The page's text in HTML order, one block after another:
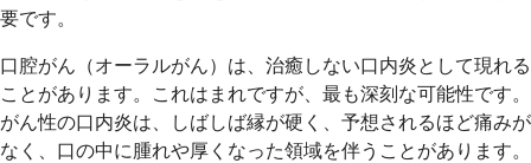
要です。
口腔がん（オーラルがん）は、治癒しない口内炎として現れる
ことがあります。これはまれですが、最も深刻な可能性です。
がん性の口内炎は、しばしば縁が硬く、予想されるほど痛みが
なく、口の中に腫れや厚くなった領域を伴うことがあります。